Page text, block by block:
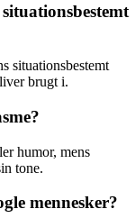
situationsbestemt
brugt i.
humor, mens
tone.
mennesker?